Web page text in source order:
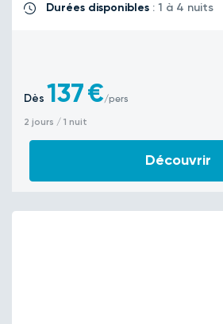
Durées disponibles : 1 à 4 nuits
Dès 137€/pers
2 jours / 1 nuit
Découvrir